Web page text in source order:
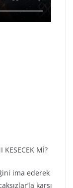
KESECEK Mİ?
ima ederek
karşı